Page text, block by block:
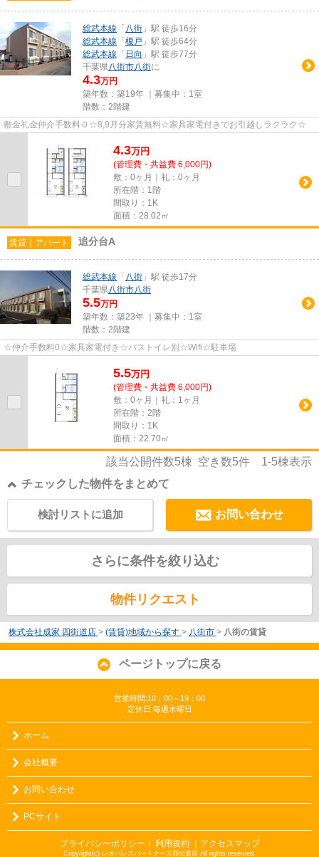
総武本線 「 八街 」駅 徒歩16分
総武本線 「 榎戸 」駅 徒歩64分
総武本線 「 日向 」駅 徒歩77分
千葉県八街市八街に
4.3万円
築年数：築19年 ｜募集中： 1室
階数：2階建
敷金礼金仲介手数料０☆8,9月分家賃無料☆家具家電付きでお引越しラクラク☆
4.3万円
(管理費・共益費 6,000円)
敷：0ヶ月｜礼：0ヶ月
所在階：1階
間取り：1K
面積：28.02㎡
賃貸｜アパート 追分台A
総武本線 「 八街 」駅 徒歩17分
千葉県八街市八街
5.5万円
築年数：築23年 ｜募集中： 1室
階数：2階建
☆仲介手数料0☆家具家電付き☆バストイレ別☆Wifi☆駐車場
5.5万円
(管理費・共益費 6,000円)
敷：0ヶ月｜礼：1ヶ月
所在階：2階
間取り：1K
面積：22.70㎡
該当公開件数5棟 空き数5件 1-5棟表示
チェックした物件をまとめて
お問い合わせ
検討リストに追加
さらに条件を絞り込む
物件リクエスト
株式会社成家 四街道店 > (賃貸)地域から探す > 八街市 > 八街の賃貸
ページトップに戻る
営業時間:10：00～19：00
定休日:毎週水曜日
ホーム
会社概要
お問い合わせ
PCサイト
プライバシーポリシー ｜ 利用規約 ｜アクセスマップ
Copyright(c) レオパレスパートナーズ四街道店 All rights reserved.